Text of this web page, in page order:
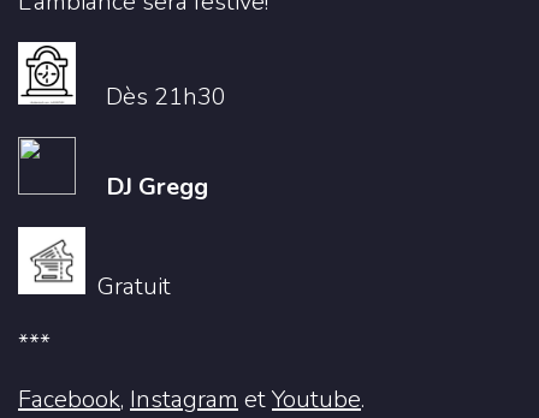
Dès 21h30
DJ Gregg
Gratuit
***
Facebook, Instagram etYoutube.